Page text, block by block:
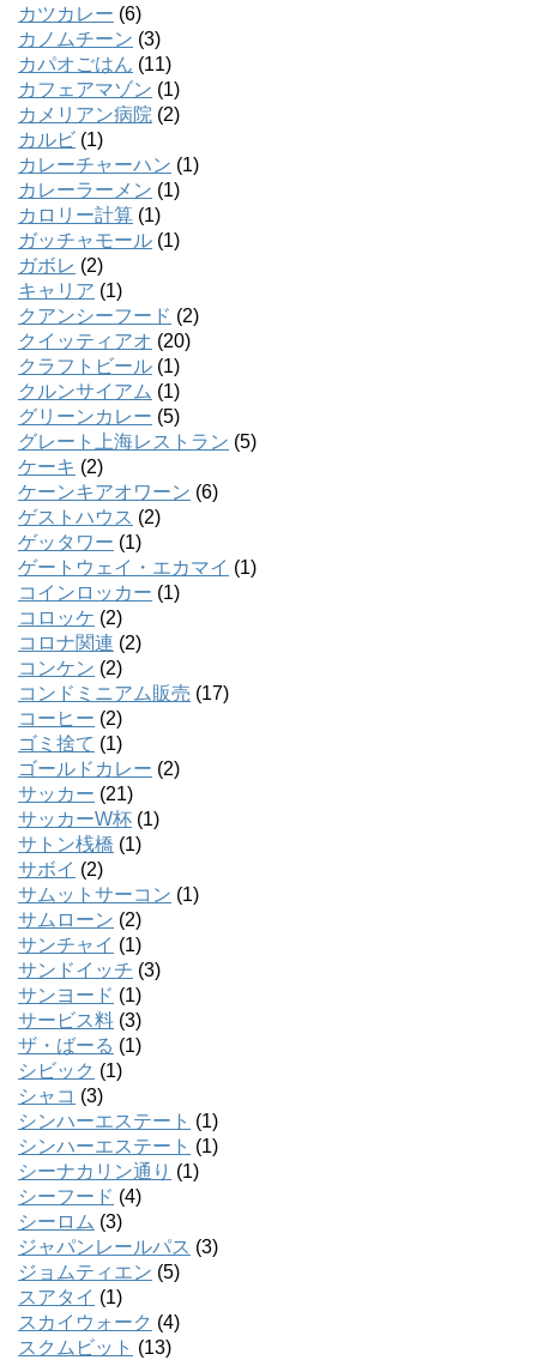
カツカレー (6)
カノムチーン (3)
カパオごはん (11)
カフェアマゾン (1)
カメリアン病院 (2)
カルビ (1)
カレーチャーハン (1)
カレーラーメン (1)
カロリー計算 (1)
ガッチャモール (1)
ガボレ (2)
キャリア (1)
クアンシーフード (2)
クイッティアオ (20)
クラフトビール (1)
クルンサイアム (1)
グリーンカレー (5)
グレート上海レストラン (5)
ケーキ (2)
ケーンキアオワーン (6)
ゲストハウス (2)
ゲッタワー (1)
ゲートウェイ・エカマイ (1)
コインロッカー (1)
コロッケ (2)
コロナ関連 (2)
コンケン (2)
コンドミニアム販売 (17)
コーヒー (2)
ゴミ捨て (1)
ゴールドカレー (2)
サッカー (21)
サッカーW杯 (1)
サトン桟橋 (1)
サボイ (2)
サムットサーコン (1)
サムローン (2)
サンチャイ (1)
サンドイッチ (3)
サンヨード (1)
サービス料 (3)
ザ・ばーる (1)
シビック (1)
シャコ (3)
シンハーエステート (1)
シンハーエステート (1)
シーナカリン通り (1)
シーフード (4)
シーロム (3)
ジャパンレールパス (3)
ジョムティエン (5)
スアタイ (1)
スカイウォーク (4)
スクムビット (13)